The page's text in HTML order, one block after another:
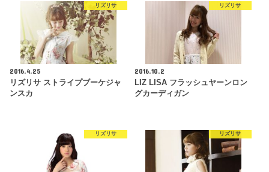
リズリサ
2016.4.25
リズリサ ストライプブーケジャ
ンスカ
リズリサ
2016.10.2
LIZ LISA フラッシュヤーンロン
グカーディガン
リズリサ リズリサ